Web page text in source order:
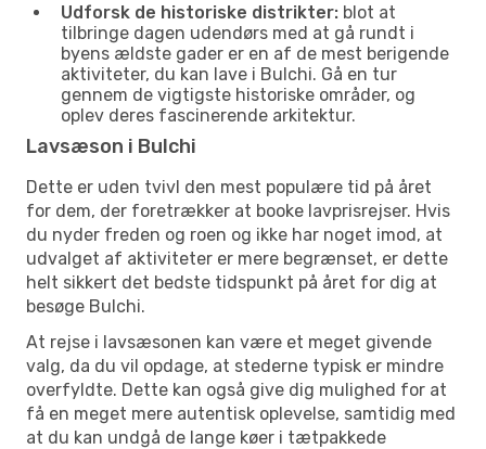
Udforsk de historiske distrikter: blot at
tilbringe dagen udendørs med at gå rundt i
byens ældste gader er en af de mest berigende
aktiviteter, du kan lave i Bulchi. Gå en tur
gennem de vigtigste historiske områder, og
oplev deres fascinerende arkitektur.
Lavsæson i Bulchi
Dette er uden tvivl den mest populære tid på året
for dem, der foretrækker at booke lavprisrejser. Hvis
du nyder freden og roen og ikke har noget imod, at
udvalget af aktiviteter er mere begrænset, er dette
helt sikkert det bedste tidspunkt på året for dig at
besøge Bulchi.
At rejse i lavsæsonen kan være et meget givende
valg, da du vil opdage, at stederne typisk er mindre
overfyldte. Dette kan også give dig mulighed for at
få en meget mere autentisk oplevelse, samtidig med
at du kan undgå de lange køer i tætpakkede